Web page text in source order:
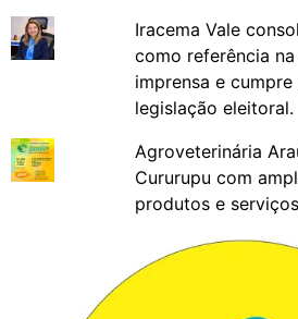
Iracema Vale
como referência
imprensa e
legislação eleitoral.
Agroveterinária
Cururupu com
produtos e